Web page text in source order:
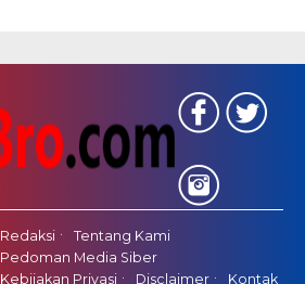
Redaksi
Tentang Kami
Pedoman Media Siber
Kebijakan Privasi
Disclaimer Kontak